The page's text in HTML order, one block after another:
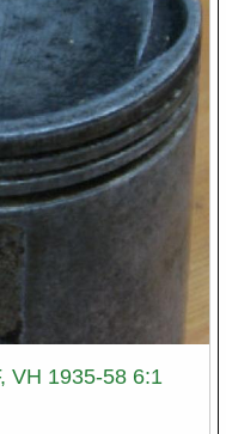
VH 1935-58 6:1